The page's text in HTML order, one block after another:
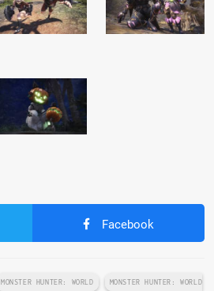
Facebook
MONSTER HUNTER: WORLD MONSTER HUNTER: WORLD